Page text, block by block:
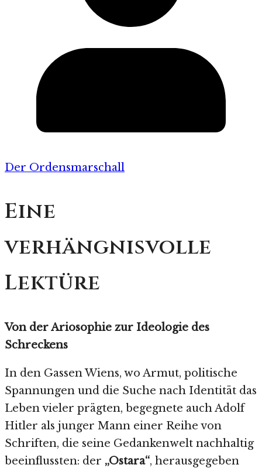
Der Ordensmarschall
Eine
verhängnisvolle
Lektüre
Von der Ariosophie zur Ideologie des
Schreckens
In den Gassen Wiens, wo Armut, politische
Spannungen und die Suche nach Identität das
Leben vieler prägten, begegnete auch Adolf
Hitler als junger Mann einer Reihe von
Schriften, die seine Gedankenwelt nachhaltig
beeinflussten: der „Ostara“, herausgegeben